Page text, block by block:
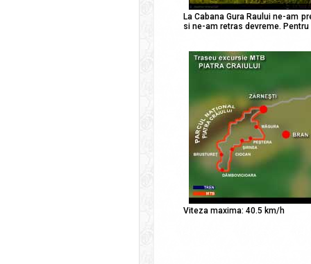
La Cabana Gura Raului ne-am
si ne-am retras devreme.
Viteza maxima: 40.5 km/h